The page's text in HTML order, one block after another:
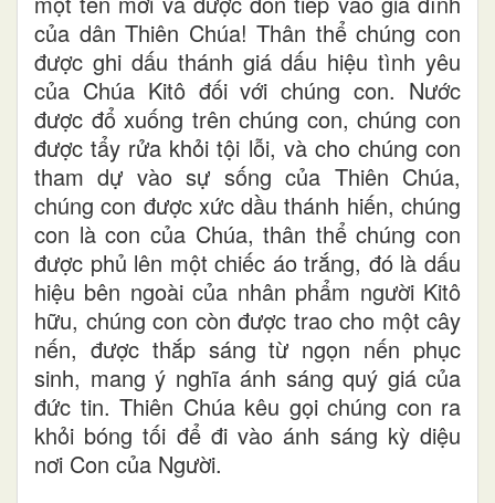
của dân Thiên Chúa! Thân thể chúng con
được ghi dấu thánh giá dấu hiệu tình yêu
của Chúa Kitô đối với chúng con. Nước
được đổ xuống trên chúng con, chúng con
được tẩy rửa khỏi tội lỗi, và cho chúng con
tham dự vào sự sống của Thiên Chúa,
chúng con được xức dầu thánh hiến, chúng
con là con của Chúa, thân thể chúng con
được phủ lên một chiếc áo trắng, đó là dấu
hiệu bên ngoài của nhân phẩm người Kitô
hữu, chúng con còn được trao cho một cây
nến, được thắp sáng từ ngọn nến phục
sinh, mang ý nghĩa ánh sáng quý giá của
đức tin. Thiên Chúa kêu gọi chúng con ra
khỏi bóng tối để đi vào ánh sáng kỳ diệu
nơi Con của Người.